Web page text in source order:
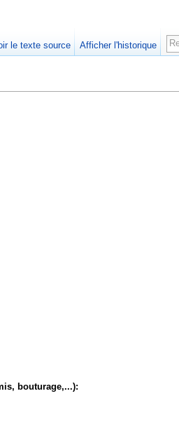
bouturage,...):
le texte source Afficher l'historique